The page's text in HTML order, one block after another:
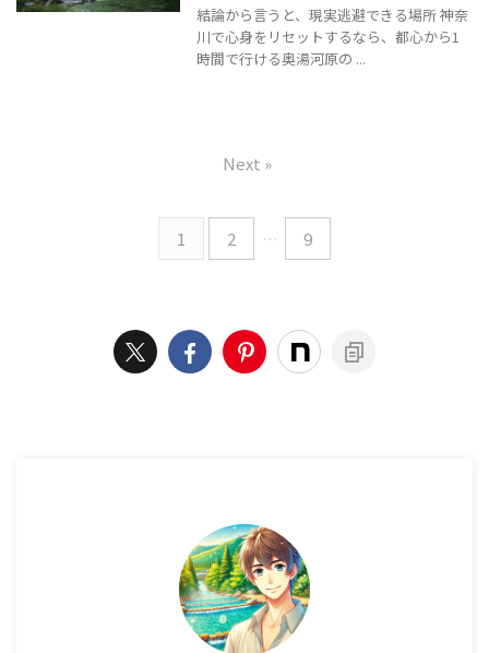
結論から言うと、現実逃避できる場所 神奈
川で心身をリセットするなら、都心から1
時間で行ける奥湯河原の ...
1 2 … 9
Next »